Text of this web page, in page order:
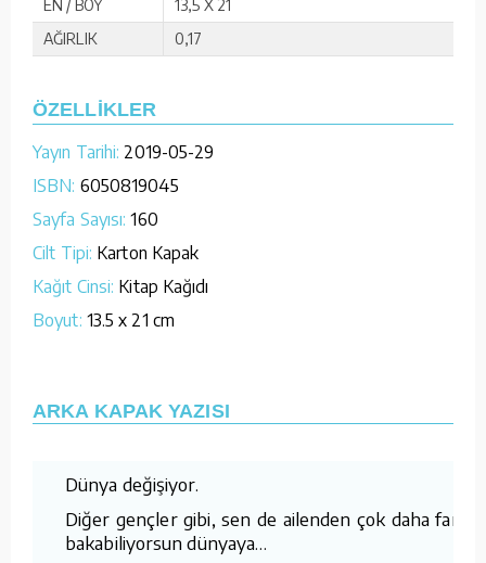
EN / BOY
13,5 X 21
AĞIRLIK
0,17
ÖZELLİKLER
Yayın Tarihi: 2019-05-29
ISBN: 6050819045
Sayfa Sayısı: 160
Cilt Tipi: Karton Kapak
Kağıt Cinsi: Kitap Kağıdı
Boyut: 13.5 x 21 cm
ARKA KAPAK YAZISI
Dünya değişiyor.
Diğer gençler gibi, sen de ailenden çok daha farklı
bakabiliyorsun dünyaya…